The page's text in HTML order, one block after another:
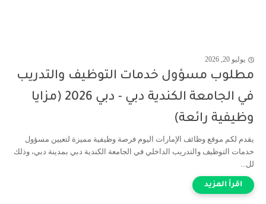
يوليو 20, 2026
مطلوب مسؤول خدمات التوظيف والتدريب
في الجامعة الكندية دبي - دبي 2026 (مزايا
وظيفية رائعة)
يقدم لكم موقع وظائف الإمارات اليوم فرصة وظيفية مميزة لتعيين مسؤول
خدمات التوظيف والتدريب الداخلي في الجامعة الكندية دبي بمدينة دبي، وذلك
لل...